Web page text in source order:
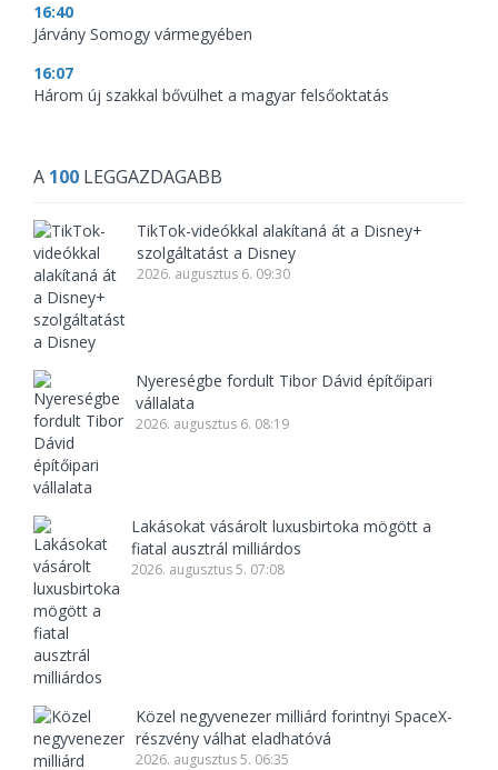
16:40
Járvány Somogy vármegyében
16:07
Három új szakkal bővülhet a magyar felsőoktatás
A 100 LEGGAZDAGABB
TikTok-videókkal alakítaná át a Disney+
szolgáltatást a Disney
2026. augusztus 6. 09:30
Nyereségbe fordult Tibor Dávid építőipari
vállalata
2026. augusztus 6. 08:19
Lakásokat vásárolt luxusbirtoka mögött a
fiatal ausztrál milliárdos
2026. augusztus 5. 07:08
Közel negyvenezer milliárd forintnyi SpaceX-
részvény válhat eladhatóvá
2026. augusztus 5. 06:35